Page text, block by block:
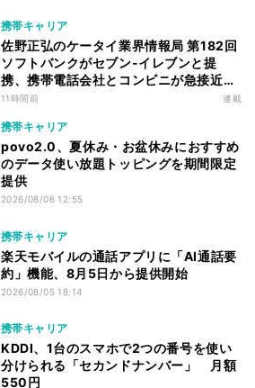
携帯キャリア
佐野正弘のケータイ業界情報局 第182回
ソフトバンクがセブン-イレブンと提
携、携帯電話会社とコンビニが急接近す
る理由は
11時間前 連載
携帯キャリア
povo2.0、夏休み・お盆休みにおすすめ
のデータ使い放題トッピングを期間限定
提供
2026/08/06 12:55
携帯キャリア
楽天モバイルの通話アプリに「AI通話要
約」機能、8月5日から提供開始
2026/08/05 18:14
携帯キャリア
KDDI、1台のスマホで2つの番号を使い
分けられる「セカンドナンバー」 月額
550円